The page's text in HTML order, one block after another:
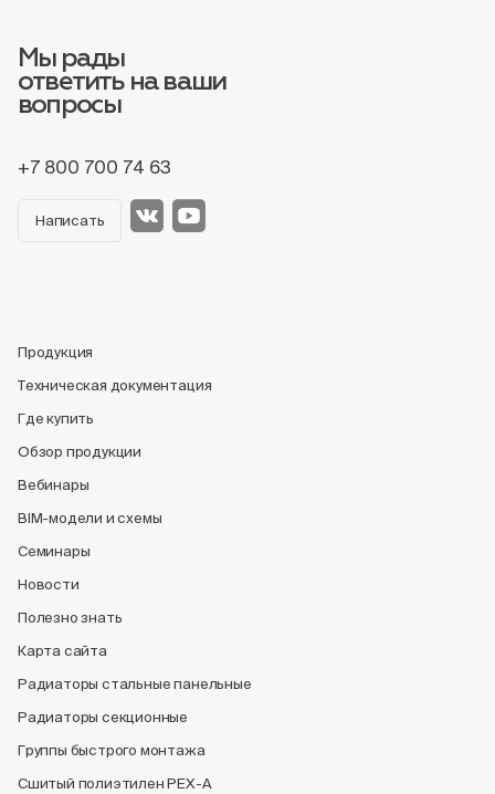
Мы рады
ответить на ваши
вопросы
+7 800 700 74 63
Написать
Продукция
Техническая документация
Где купить
Обзор продукции
Вебинары
BIM-модели и схемы
Семинары
Новости
Полезно знать
Карта сайта
Радиаторы стальные панельные
Радиаторы секционные
Группы быстрого монтажа
Сшитый полиэтилен PEX-A